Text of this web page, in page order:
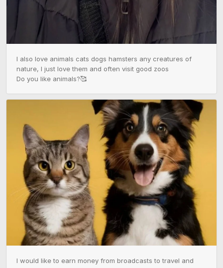
I also love animals cats dogs hamsters any creatures of
nature, I just love them and often visit good zoos
Do you like animals?🥰
I would like to earn money from broadcasts to travel and